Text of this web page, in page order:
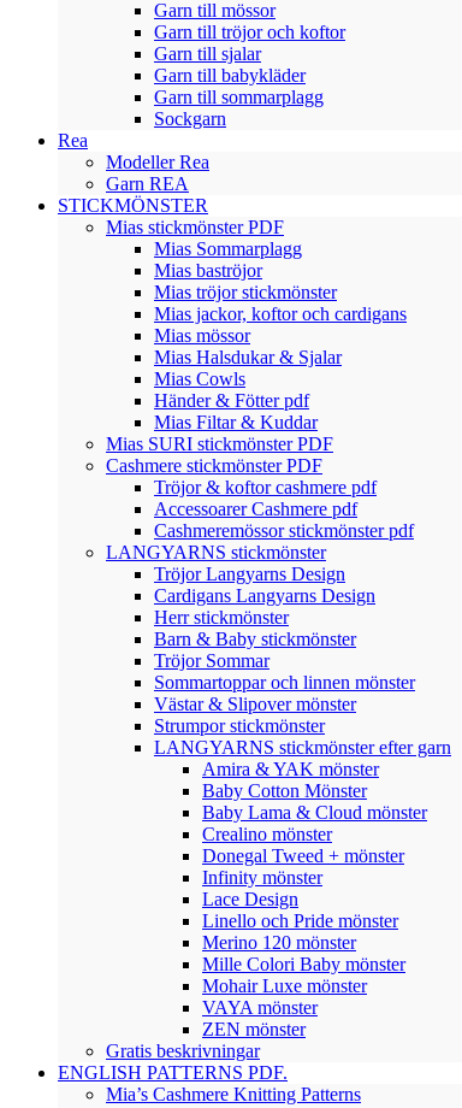
Garn till mössor
Garn till tröjor och koftor
Garn till sjalar
Garn till babykläder
Garn till sommarplagg
Sockgarn
Rea
Modeller Rea
Garn REA
STICKMÖNSTER
Mias stickmönster PDF
Mias Sommarplagg
Mias baströjor
Mias tröjor stickmönster
Mias jackor, koftor och cardigans
Mias mössor
Mias Halsdukar & Sjalar
Mias Cowls
Händer & Fötter pdf
Mias Filtar & Kuddar
Mias SURI stickmönster PDF
Cashmere stickmönster PDF
Tröjor & koftor cashmere pdf
Accessoarer Cashmere pdf
Cashmeremössor stickmönster pdf
LANGYARNS stickmönster
Tröjor Langyarns Design
Cardigans Langyarns Design
Herr stickmönster
Barn & Baby stickmönster
Tröjor Sommar
Sommartoppar och linnen mönster
Västar & Slipover mönster
Strumpor stickmönster
LANGYARNS stickmönster efter garn
Amira & YAK mönster
Baby Cotton Mönster
Baby Lama & Cloud mönster
Crealino mönster
Donegal Tweed + mönster
Infinity mönster
Lace Design
Linello och Pride mönster
Merino 120 mönster
Mille Colori Baby mönster
Mohair Luxe mönster
VAYA mönster
ZEN mönster
Gratis beskrivningar
ENGLISH PATTERNS PDF.
Mia’s Cashmere Knitting Patterns